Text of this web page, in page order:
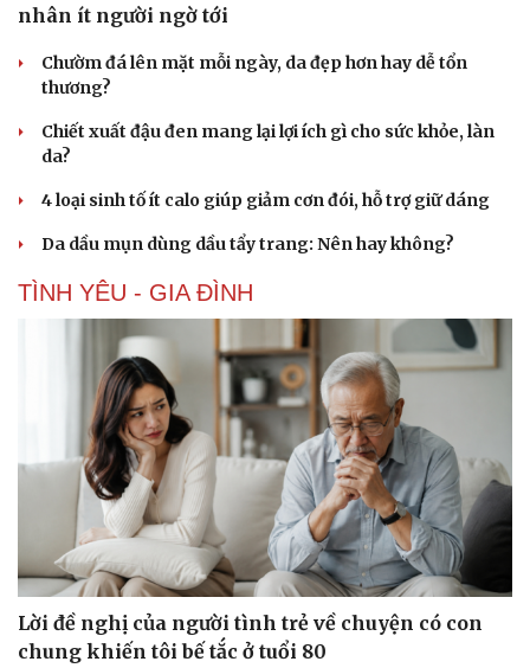
Văn hóa
Sân khấu - Điện ảnh
Nghệ sĩ
Thời trang
Sao Việt
nhân ít người ngờ tới
Chườm đá lên mặt mỗi ngày, da đẹp hơn hay dễ tổn
thương?
Chiết xuất đậu đen mang lại lợi ích gì cho sức khỏe, làn
da?
4 loại sinh tố ít calo giúp giảm cơn đói, hỗ trợ giữ dáng
Da dầu mụn dùng dầu tẩy trang: Nên hay không?
TÌNH YÊU - GIA ĐÌNH
Lời đề nghị của người tình trẻ về chuyện có con
chung khiến tôi bế tắc ở tuổi 80